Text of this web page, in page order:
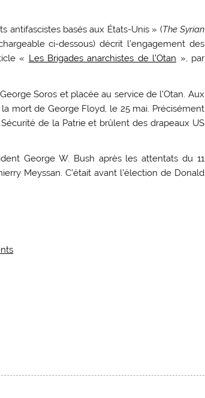
antifascistes basés aux États-Unis » (The Syrian
ci-dessous) décrit l’engagement des
« Les Brigades anarchistes de l’Otan », par
Soros et placée au service de l’Otan. Aux
mort de George Floyd, le 25 mai. Précisément
de la Patrie et brûlent des drapeaux US
George W. Bush après les attentats du 11
Meyssan. C’était avant l’élection de Donald